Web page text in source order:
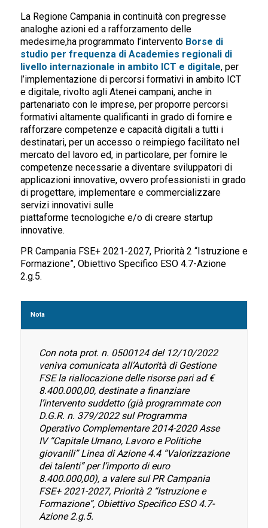
La Regione Campania in continuità con pregresse
analoghe azioni ed a rafforzamento delle
medesime,ha programmato l’intervento Borse di
studio per frequenza di Academies regionali di
livello internazionale in ambito ICT e digitale, per
l’implementazione di percorsi formativi in ambito ICT
e digitale, rivolto agli Atenei campani, anche in
partenariato con le imprese, per proporre percorsi
formativi altamente qualificanti in grado di fornire e
rafforzare competenze e capacità digitali a tutti i
destinatari, per un accesso o reimpiego facilitato nel
mercato del lavoro ed, in particolare, per fornire le
competenze necessarie a diventare sviluppatori di
applicazioni innovative, ovvero professionisti in grado
di progettare, implementare e commercializzare
servizi innovativi sulle
piattaforme tecnologiche e/o di creare startup
innovative.
PR Campania FSE+ 2021-2027, Priorità 2 “Istruzione e
Formazione”, Obiettivo Specifico ESO 4.7-Azione
2.g.5.
Nota
Con nota prot. n. 0500124 del 12/10/2022
veniva comunicata all’Autorità di Gestione
FSE la riallocazione delle risorse pari ad €
8.400.000,00, destinate a finanziare
l’intervento suddetto (già programmate con
D.G.R. n. 379/2022 sul Programma
Operativo Complementare 2014-2020 Asse
IV “Capitale Umano, Lavoro e Politiche
giovanili” Linea di Azione 4.4 “Valorizzazione
dei talenti” per l’importo di euro
8.400.000,00), a valere sul PR Campania
FSE+ 2021-2027, Priorità 2 “Istruzione e
Formazione”, Obiettivo Specifico ESO 4.7-
Azione 2.g.5.